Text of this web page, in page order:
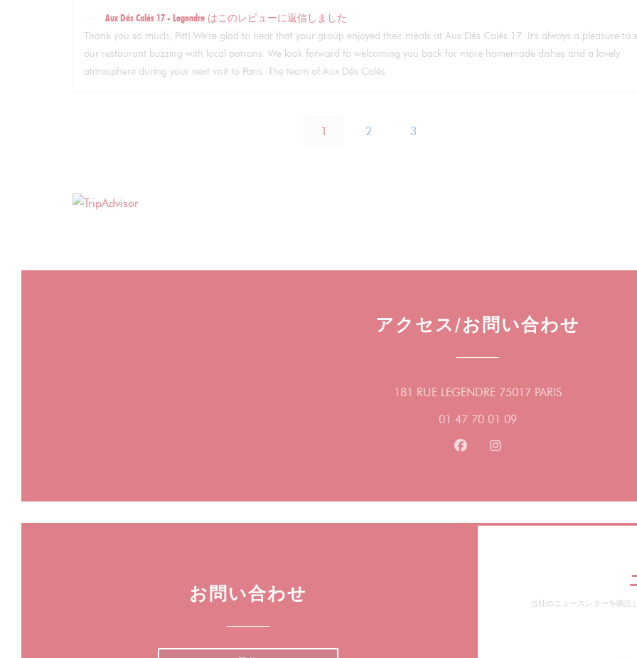
Aux Dés Calés 17 - Legendre はこのレビューに返信しました
Thank you so much, Pitt! We're glad to hear that your group enjoyed their meals at Aux Dés Calés 17. It's always a pleasure to
our restaurant buzzing with local patrons. We look forward to welcoming you back for more homemade dishes and a lovely
atmosphere during your next visit to Paris. The team of Aux Dés Calés.
1 2 3
アクセス/お問い合わせ
181 RUE LEGENDRE 75017 PARIS((新しいウィ
01 47 70 01 09
Facebook ((新しいウィンドウ
Instagram ((新しいウィ
お問い合わせ 当社のニュースレターを購読